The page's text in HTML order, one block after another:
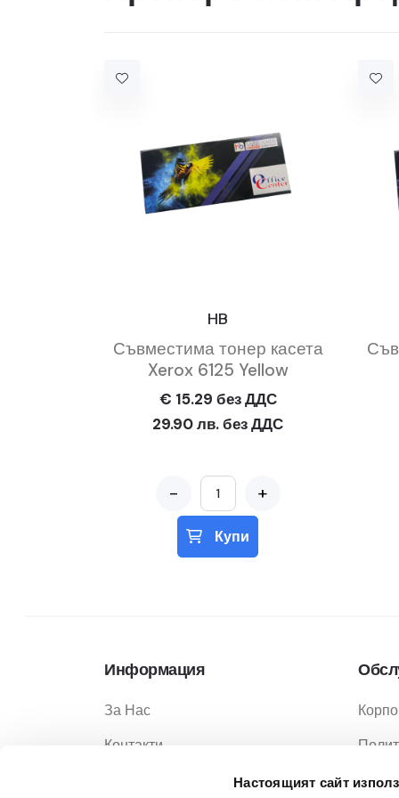
Настоящият сайт
HB
Съвместима тонер касета
Xerox 6125 Yellow
€ 15.29 без ДДС
29.90 лв. без ДДС
- +
Купи
Информация
За Нас
Контакти